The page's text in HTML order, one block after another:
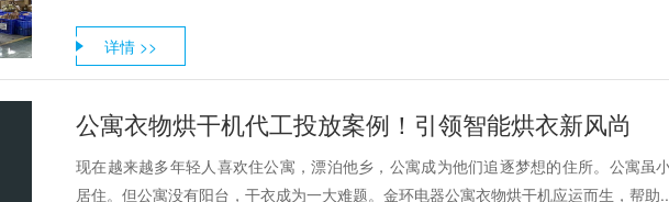
详情 >>
公寓衣物烘干机代工投放案例！引领智能烘衣新风尚
现在越来越多年轻人喜欢住公寓，漂泊他乡，公寓成为他们追逐梦想的住所。公寓虽
居住。但公寓没有阳台，干衣成为一大难题。金环电器公寓衣物烘干机应运而生，帮助